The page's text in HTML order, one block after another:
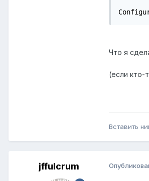
Что я
(если кто-
Вставить
jffulcrum